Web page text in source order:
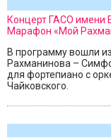
Концерт ГАСО имени
Марафон «Мой
В программу вошли
Рахманинова –
для фортепиано с
Чайковского.